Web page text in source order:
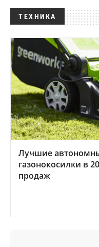
ТЕХНИКА
Лучшие
газонокосилки в
продаж